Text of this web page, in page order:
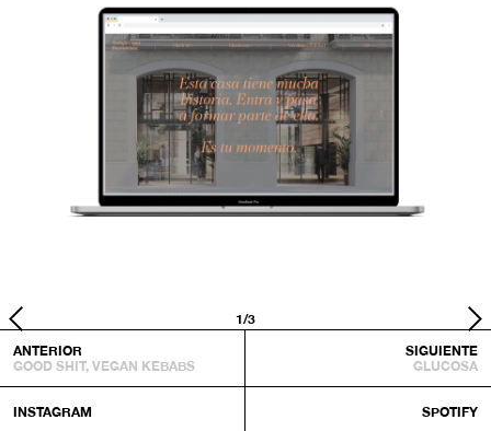
1/3
ANTERIOR
GOOD SHIT, VEGAN KEBABS
SIGUIENTE
GLUCOSA
INSTAGRAM SPOTIFY